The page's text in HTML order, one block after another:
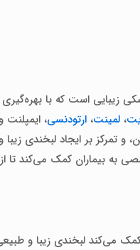
زیبایی است که با
،لمینت،ارتودنسی، ایمپلنت
بر ایجاد لبخندی زیبا
به بیماران کمک می‌کند تا
می‌کند لبخندی زیبا و